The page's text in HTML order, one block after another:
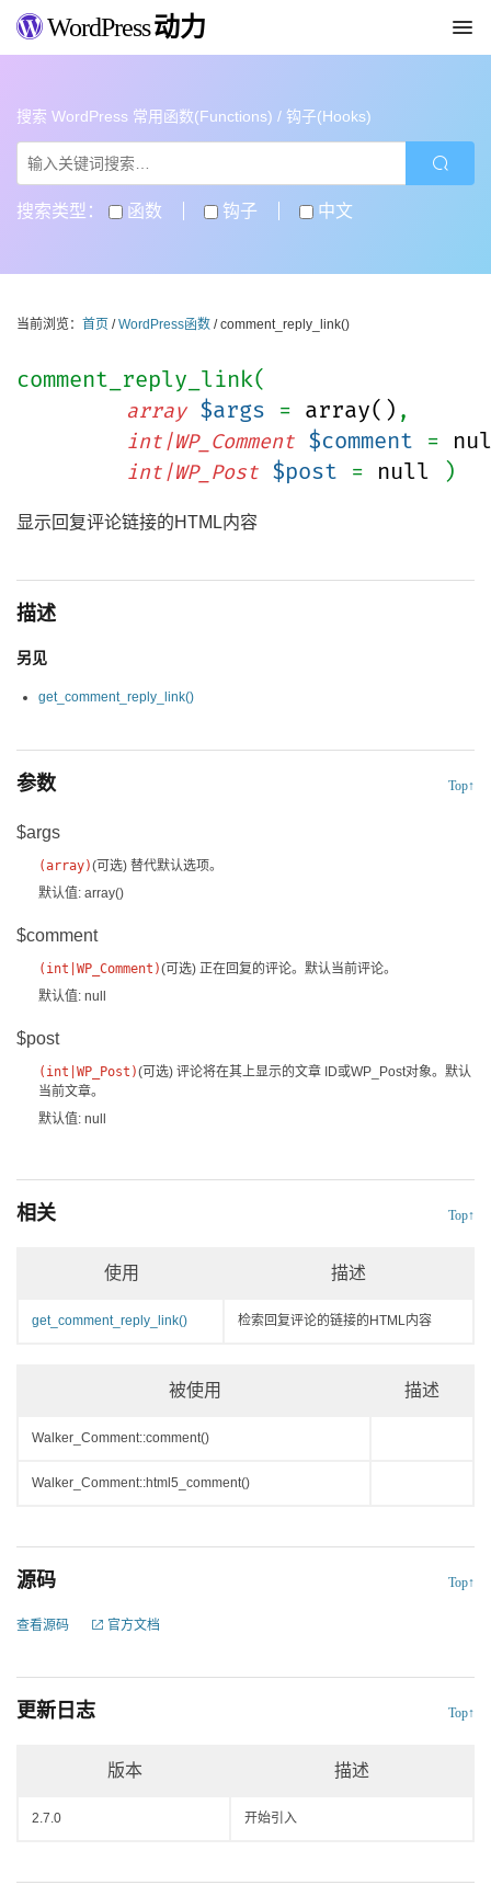
WordPress动力
搜索 WordPress 常用函数(Functions) / 钩子(Hooks)
搜索类型： 函数 钩子 中文
当前浏览： 首页 /WordPress函数 / comment_reply_link()
comment_reply_link(
array $args = array() ,
int|WP_Comment $comment =
int|WP_Post $post = null )
显示回复评论链接的HTML内容
描述
另见
get_comment_reply_link()
参数 Top↑
$args
(array)(可选) 替代默认选项。
默认值: array()
$comment
( int WP_Comment )(可选) 正在回复的评论。默认当前评论。
默认值: null
$post
( int WP_Post )(可选) 评论将在其上显示的文章 ID或WP_Post对象。默认
当前文章。
默认值: null
相关 Top↑
使用 描述
get_comment_reply_link() 检索回复评论的链接的HTML内容
被使用 描述
Walker_Comment::comment()
Walker_Comment::html5_comment()
源码 Top↑
查看源码 官方文档
更新日志 Top↑
版本 描述
2.7.0 开始引入